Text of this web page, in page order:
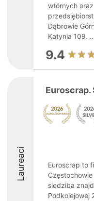
wtórnych oraz
Dąbrowie
Katynia 109.
9.4
Laureaci
Euroscrap.
Euroscrap to
siedziba
Podkolejowej